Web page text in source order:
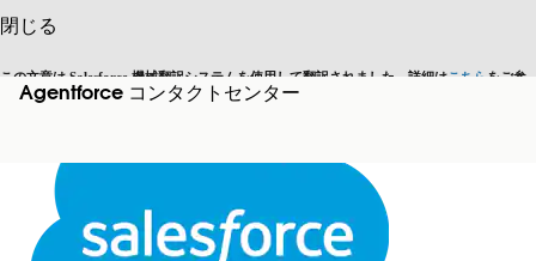
閉じる
この文章は Salesforce 機械翻訳システムを使用して翻訳されました。詳細はこちら をご参
照ください。
英語に切り替える 今はしません
閉じる 閉じる
Agentforce コンタクトセンター